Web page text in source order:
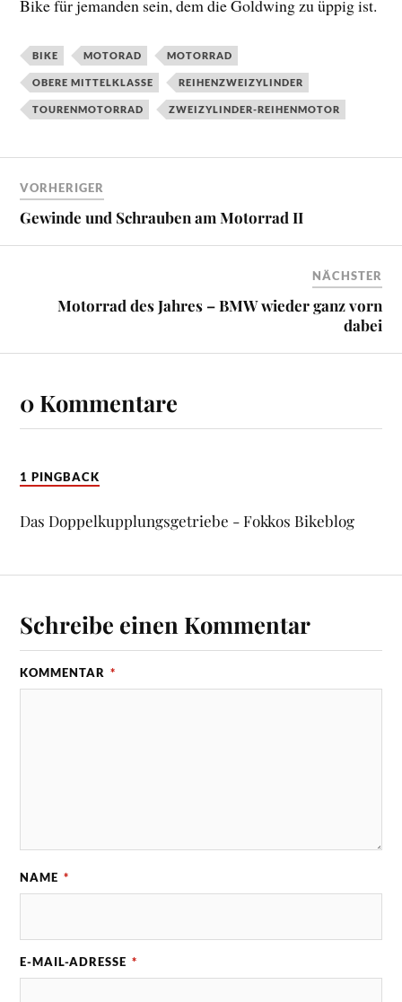
Bike für jemanden sein, dem die Goldwing zu üppig ist.
BIKE MOTORAD MOTORRAD
OBERE MITTELKLASSE REIHENZWEIZYLINDER
TOURENMOTORRAD ZWEIZYLINDER-REIHENMOTOR
VORHERIGER
Gewinde und Schrauben am Motorrad II
NÄCHSTER
Motorrad des Jahres – BMW wieder ganz vorn
dabei
0 Kommentare
1 PINGBACK
Das Doppelkupplungsgetriebe - Fokkos Bikeblog
Schreibe einen Kommentar
KOMMENTAR *
NAME *
E-MAIL-ADRESSE *